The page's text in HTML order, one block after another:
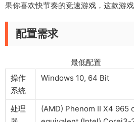
果你喜欢快节奏的竞速游戏，这款游戏
配置需求
最低
操作
系统
Windows 10, 64 Bit
处理
(AMD) Phenom II X4 965